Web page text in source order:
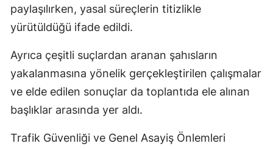
paylaşılırken, yasal süreçlerin titizlikle
yürütüldüğü ifade edildi.
Ayrıca çeşitli suçlardan aranan şahısların
yakalanmasına yönelik gerçekleştirilen çalışmalar
ve elde edilen sonuçlar da toplantıda ele alınan
başlıklar arasında yer aldı.
Trafik Güvenliği ve Genel Asayiş Önlemleri